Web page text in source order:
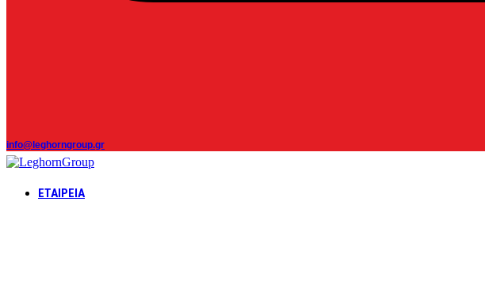
info@leghorngroup.gr
ΕΤΑΙΡΕΊΑ